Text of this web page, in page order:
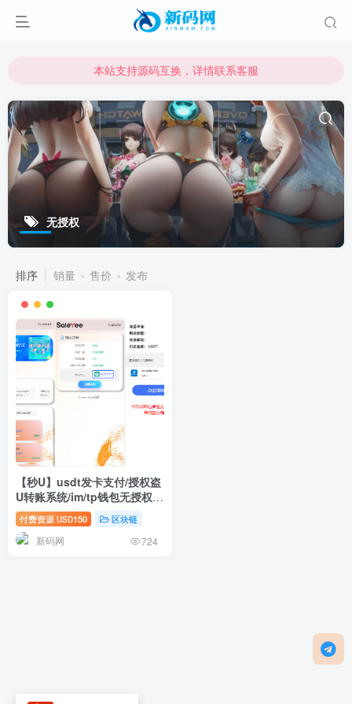
本站支持源码互换，详情联系客服
本站支持源码互换，详情联系客服
无授权
排序 销量 售价 发布
【秒U】usdt发卡支付/授权盗
U转账系统/im/tp钱包无授权提
示/鱼苗授权TG提醒
付费资源 USD150 区块链
新码网 724